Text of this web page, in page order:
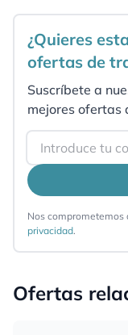
¿Quieres
ofertas de
Suscríbete a
mejores ofertas
Email
Nos comprometemos
privacidad.
Ofertas